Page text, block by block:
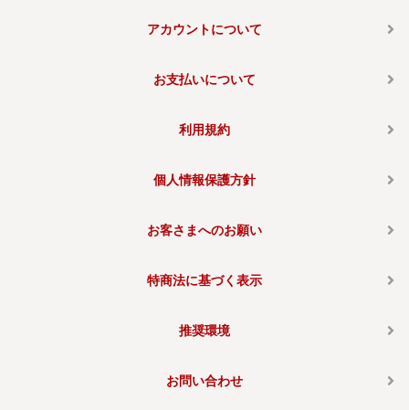
アカウントについて
お支払いについて
利用規約
個人情報保護方針
お客さまへのお願い
特商法に基づく表示
推奨環境
お問い合わせ